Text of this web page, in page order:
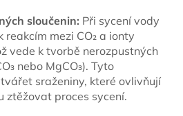
sloučenin: Při sycení vody
reakcím mezi CO₂ a ionty
vede k tvorbě nerozpustných
nebo MgCO₃). Tyto
sraženiny, které ovlivňují
ztěžovat proces sycení.